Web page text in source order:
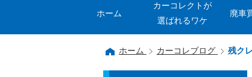
ホーム
カーコレクトが
選ばれるワケ
廃車
ホーム カーコレブログ 残ク